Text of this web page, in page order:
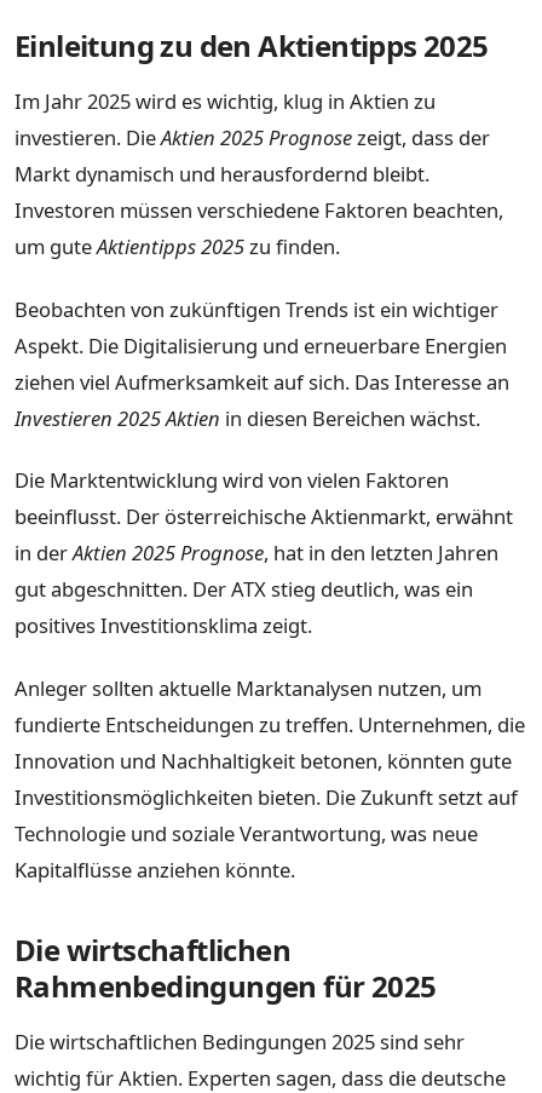
Einleitung zu den Aktientipps 2025
Im Jahr 2025 wird es wichtig, klug in Aktien zu
investieren. DieAktien 2025 Prognosezeigt, dass der
Markt dynamisch und herausfordernd bleibt.
Investoren müssen verschiedene Faktoren beachten,
um guteAktientipps 2025zu finden.
Beobachten von zukünftigen Trends ist ein wichtiger
Aspekt. Die Digitalisierung und erneuerbare Energien
ziehen viel Aufmerksamkeit auf sich. Das Interesse an
Investieren 2025 Aktien in diesen Bereichen wächst.
Die Marktentwicklung wird von vielen Faktoren
beeinflusst. Der österreichische Aktienmarkt, erwähnt
in derAktien 2025 Prognose, hat in den letzten Jahren
gut abgeschnitten. Der ATX stieg deutlich, was ein
positives Investitionsklima zeigt.
Anleger sollten aktuelle Marktanalysen nutzen, um
fundierte Entscheidungen zu treffen. Unternehmen, die
Innovation und Nachhaltigkeit betonen, könnten gute
Investitionsmöglichkeiten bieten. Die Zukunft setzt auf
Technologie und soziale Verantwortung, was neue
Kapitalflüsse anziehen könnte.
Die wirtschaftlichen
Rahmenbedingungen für 2025
Die wirtschaftlichen Bedingungen 2025 sind sehr
wichtig für Aktien. Experten sagen, dass die deutsche